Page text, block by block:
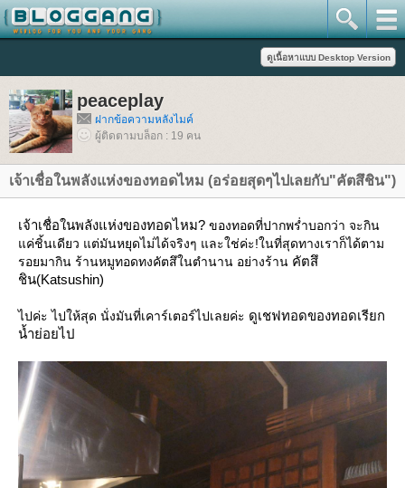
peaceplay
ฝากข้อความหลังไมค์
ผู้ติดตามบล็อก : 19 คน
เจ้าเชื่อในพลังแห่งของทอดไหม (อร่อยสุดๆไปเลยกับ"คัตสึชิน")
เจ้าเชื่อในพลังแห่งของทอดไหม? ของทอดที่ปากพร่ำบอกว่า จะกิน
ค่ชิ้นเดียว แต่มันหยุดไม่ได้จริงๆ และใช่ค่ะ!ในที่สุดทางเราก็ได้ตาม
รอยมากิน ร้านหมูทอดทงคัตสึในตำนาน อย่างร้าน คัตสึ
ชิน(Katsushin)
ไปค่ะ ไปให้สุด นั่งมันที่เคาร์เตอร์ไปเลยค่ะ ดูเชฟทอดของทอดเรียก
น้ำย่อยไป